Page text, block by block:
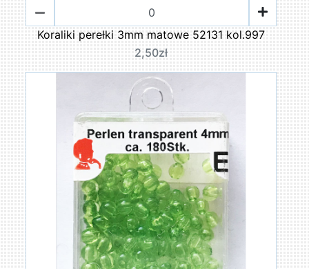
Koraliki perełki 3mm matowe 52131 kol.997
2,50zł